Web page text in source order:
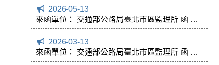
監理業務權益措施規定」規定一案，請轉知所屬
會員通知，請查照。
2026-05-13
來函單位： 交通部公路局臺北市區監理所 函 主
旨：為防範近期鼠患問題,請貴公會轉知所轄會員
請查照2026-03-13
來函單位： 交通部公路局臺北市區監理所 函 主
旨：為通知本所士林監理站運輸業管理相關業務